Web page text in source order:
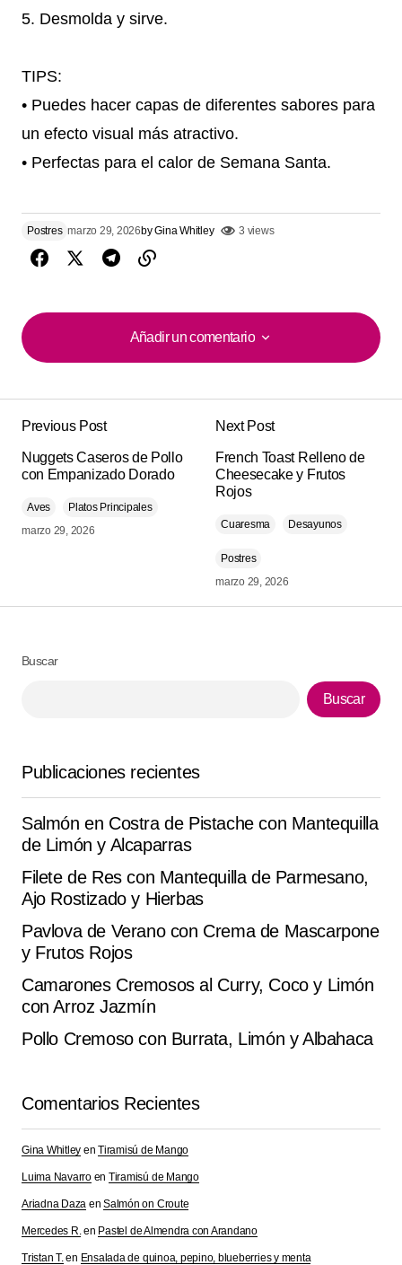
5. Desmolda y sirve.
TIPS:
• Puedes hacer capas de diferentes sabores para
un efecto visual más atractivo.
• Perfectas para el calor de Semana Santa.
Postres marzo 29, 2026byGina Whitley 3 views
Añadir un comentario
Añadir un comentario
publicada. Los campos obligatorios están
marcados con*
Comment
Previous Post
Nuggets Caseros de Pollo
con Empanizado Dorado
Aves
Platos Principales
marzo 29, 2026
Next Post
French Toast Relleno de
Cheesecake y Frutos
Rojos
Cuaresma Desayunos
Postres
marzo 29, 2026
Buscar
Buscar
Publicaciones recientes
Salmón en Costra de Pistache con Mantequilla
de Limón y Alcaparras
Filete de Res con Mantequilla de Parmesano,
Ajo Rostizado y Hierbas
Pavlova de Verano con Crema de Mascarpone
y Frutos Rojos
Camarones Cremosos al Curry, Coco y Limón
con Arroz Jazmín
Pollo Cremoso con Burrata, Limón y Albahaca
Comentarios Recientes
Gina Whitley enTiramisú de Mango
Luima Navarroen Tiramisú de Mango
Ariadna Daza enSalmón on Croute
Mercedes R.en Pastel de Almendra con Arandano
Tristan T.en Ensalada de quinoa, pepino, blueberries y menta